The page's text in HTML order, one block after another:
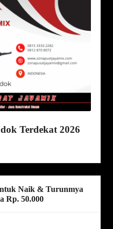
Terdekat 2026
Naik & Turunmya
Rp. 50.000